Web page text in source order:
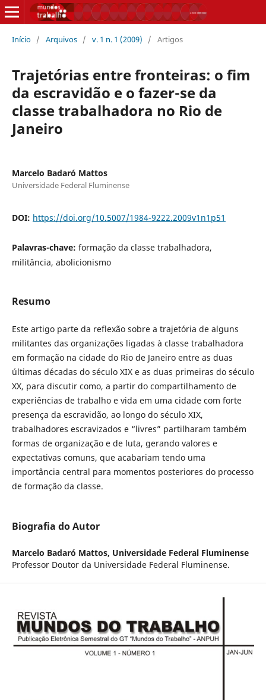
Início / Arquivos / v. 1 n. 1 (2009) / Artigos
Trajetórias entre fronteiras: o fim
da escravidão e o fazer-se da
classe trabalhadora no Rio de
Janeiro
Marcelo Badaró Mattos
Universidade Federal Fluminense
DOI: https://doi.org/10.5007/1984-9222.2009v1n1p51
Palavras-chave: formação da classe trabalhadora,
militância, abolicionismo
Resumo
Este artigo parte da reflexão sobre a trajetória de alguns
militantes das organizações ligadas à classe trabalhadora
em formação na cidade do Rio de Janeiro entre as duas
últimas décadas do século XIX e as duas primeiras do século
XX, para discutir como, a partir do compartilhamento de
experiências de trabalho e vida em uma cidade com forte
presença da escravidão, ao longo do século XIX,
trabalhadores escravizados e “livres” partilharam também
formas de organização e de luta, gerando valores e
expectativas comuns, que acabariam tendo uma
importância central para momentos posteriores do processo
de formação da classe.
Biografia do Autor
Marcelo Badaró Mattos, Universidade Federal Fluminense
Professor Doutor da Universidade Federal Fluminense.